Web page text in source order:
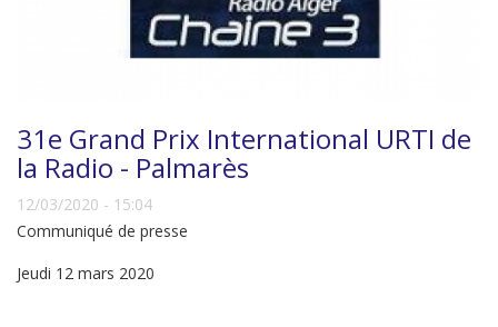
31e Grand Prix International URTI de
la Radio - Palmarès
12/03/2020 - 15:04
Communiqué de presse
Jeudi 12 mars 2020